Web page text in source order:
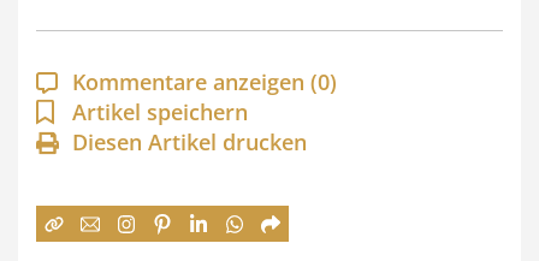
p
a
n
n
:
Kommentare anzeigen (0)
Artikel speichern
Diesen Artikel drucken